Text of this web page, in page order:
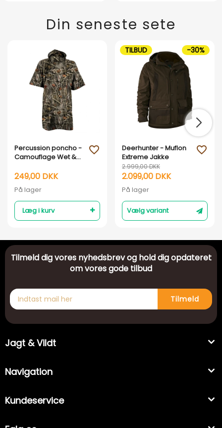
Din seneste sete
Percussion poncho -
Camouflage Wet &
249,00 DKK
På lager
Læg i kurv
favorite_outline
Deerhunter - Muflon
Extreme Jakke
2.999,00 DKK
2.099,00 DKK
På lager
Vælg variant
favorite_outline
TILBUD -30%
Tilmeld dig vores nyhedsbrev og hold dig opdateret
om vores gode tilbud
Tilmeld
Jagt & Vildt
Navigation
Kundeservice